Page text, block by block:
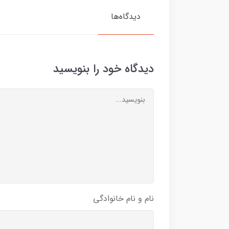
دیدگاه‌ها
دیدگاه خود را بنویسید
نام و نام خانوادگی